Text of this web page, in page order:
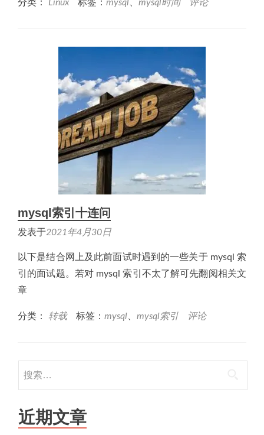
分类： Linux 标签： mysql mysql时间 评论
mysql索引十连问
发表于2021年4月30日
以下是结合网上及此前面试时遇到的一些关于 mysql 索
引的面试题。若对 mysql 索引不太了解可先翻阅相关文
章
分类： 转载 标签： mysql mysql索引 评论
索：
近期文章